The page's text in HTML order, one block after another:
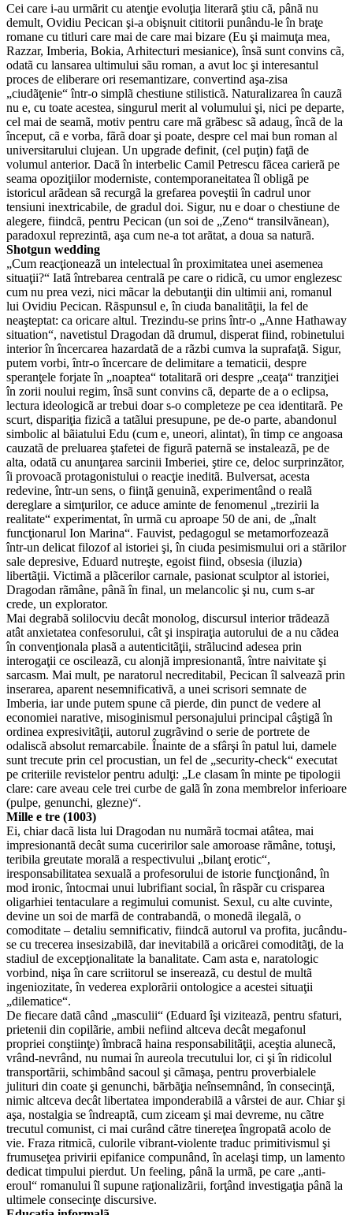
Cei care i-au urmãrit cu atenţie evoluţia literarã ştiu cã, pânã nu
demult, Ovidiu Pecican şi-a obişnuit cititorii punându-le în braţe
romane cu titluri care mai de care mai bizare (Eu şi maimuţa mea,
Razzar, Imberia, Bokia, Arhitecturi mesianice), însã sunt convins cã,
odatã cu lansarea ultimului sãu roman, a avut loc şi interesantul
proces de eliberare ori resemantizare, convertind aşa-zisa
„ciudãţenie“ într-o simplã chestiune stilisticã. Naturalizarea în cauzã
nu e, cu toate acestea, singurul merit al volumului şi, nici pe departe,
cel mai de seamã, motiv pentru care mã grãbesc sã adaug, încã de la
început, cã e vorba, fãrã doar şi poate, despre cel mai bun roman al
universitarului clujean. Un upgrade definit, (cel puţin) faţã de
volumul anterior. Dacã în interbelic Camil Petrescu fãcea carierã pe
seama opoziţiilor moderniste, contemporaneitatea îl obligã pe
istoricul arãdean sã recurgã la grefarea poveştii în cadrul unor
tensiuni inextricabile, de gradul doi. Sigur, nu e doar o chestiune de
alegere, fiindcã, pentru Pecican (un soi de „Zeno“ transilvãnean),
paradoxul reprezintã, aşa cum ne-a tot arãtat, a doua sa naturã.
Shotgun wedding
„Cum reacţioneazã un intelectual în proximitatea unei asemenea
situaţii?“ Iatã întrebarea centralã pe care o ridicã, cu umor englezesc
cum nu prea vezi, nici mãcar la debutanţii din ultimii ani, romanul
lui Ovidiu Pecican. Rãspunsul e, în ciuda banalitãţii, la fel de
neaşteptat: ca oricare altul. Trezindu-se prins într-o „Anne Hathaway
situation“, navetistul Dragodan dã drumul, disperat fiind, robinetului
interior în încercarea hazardatã de a rãzbi cumva la suprafaţã. Sigur,
putem vorbi, într-o încercare de delimitare a tematicii, despre
speranţele forjate în „noaptea“ totalitarã ori despre „ceaţa“ tranziţiei
în zorii noului regim, însã sunt convins cã, departe de a o eclipsa,
lectura ideologicã ar trebui doar s-o completeze pe cea identitarã. Pe
scurt, dispariţia fizicã a tatãlui presupune, pe de-o parte, abandonul
simbolic al bãiatului Edu (cum e, uneori, alintat), în timp ce angoasa
cauzatã de preluarea ştafetei de figurã paternã se instaleazã, pe de
alta, odatã cu anunţarea sarcinii Imberiei, ştire ce, deloc surprinzãtor,
îi provoacã protagonistului o reacţie ineditã. Bulversat, acesta
redevine, într-un sens, o fiinţã genuinã, experimentând o realã
dereglare a simţurilor, ce aduce aminte de fenomenul „trezirii la
realitate“ experimentat, în urmã cu aproape 50 de ani, de „înalt
funcţionarul Ion Marina“. Fauvist, pedagogul se metamorfozeazã
într-un delicat filozof al istoriei şi, în ciuda pesimismului ori a stãrilor
sale depresive, Eduard nutreşte, egoist fiind, obsesia (iluzia)
libertãţii. Victimã a plãcerilor carnale, pasionat sculptor al istoriei,
Dragodan rãmâne, pânã în final, un melancolic şi nu, cum s-ar
crede, un explorator.
Mai degrabã solilocviu decât monolog, discursul interior trãdeazã
atât anxietatea confesorului, cât şi inspiraţia autorului de a nu cãdea
în convenţionala plasã a autenticitãţii, strãlucind adesea prin
interogaţii ce oscileazã, cu alonjã impresionantã, între naivitate şi
sarcasm. Mai mult, pe naratorul necreditabil, Pecican îl salveazã prin
inserarea, aparent nesemnificativã, a unei scrisori semnate de
Imberia, iar unde putem spune cã pierde, din punct de vedere al
economiei narative, misoginismul personajului principal câştigã în
ordinea expresivitãţii, autorul zugrãvind o serie de portrete de
odaliscã absolut remarcabile. Înainte de a sfârşi în patul lui, damele
sunt trecute prin cel procustian, un fel de „security-check“ executat
pe criteriile revistelor pentru adulţi: „Le clasam în minte pe tipologii
clare: care aveau cele trei curbe de galã în zona membrelor inferioare
(pulpe, genunchi, glezne)“.
Mille e tre (1003)
Ei, chiar dacã lista lui Dragodan nu numãrã tocmai atâtea, mai
impresionantã decât suma cuceririlor sale amoroase rãmâne, totuşi,
teribila greutate moralã a respectivului „bilanţ erotic“,
iresponsabilitatea sexualã a profesorului de istorie funcţionând, în
mod ironic, întocmai unui lubrifiant social, în rãspãr cu crisparea
oligarhiei tentaculare a regimului comunist. Sexul, cu alte cuvinte,
devine un soi de marfã de contrabandã, o monedã ilegalã, o
comoditate – detaliu semnificativ, fiindcã autorul va profita, jucându-
se cu trecerea insesizabilã, dar inevitabilã a oricãrei comoditãţi, de la
stadiul de excepţionalitate la banalitate. Cam asta e, naratologic
vorbind, nişa în care scriitorul se insereazã, cu destul de multã
ingeniozitate, în vederea explorãrii ontologice a acestei situaţii
„dilematice“.
De fiecare datã când „masculii“ (Eduard îşi viziteazã, pentru sfaturi,
prietenii din copilãrie, ambii nefiind altceva decât megafonul
propriei conştiinţe) îmbracã haina responsabilitãţii, aceştia alunecã,
vrând-nevrând, nu numai în aureola trecutului lor, ci şi în ridicolul
transportãrii, schimbând sacoul şi cãmaşa, pentru proverbialele
julituri din coate şi genunchi, bãrbãţia neînsemnând, în consecinţã,
nimic altceva decât libertatea imponderabilã a vârstei de aur. Chiar şi
aşa, nostalgia se îndreaptã, cum ziceam şi mai devreme, nu cãtre
trecutul comunist, ci mai curând cãtre tinereţea îngropatã acolo de
vie. Fraza ritmicã, culorile vibrant-violente traduc primitivismul şi
frumuseţea privirii epifanice compunând, în acelaşi timp, un lamento
dedicat timpului pierdut. Un feeling, pânã la urmã, pe care „anti-
eroul“ romanului îl supune raţionalizãrii, forţând investigaţia pânã la
ultimele consecinţe discursive.